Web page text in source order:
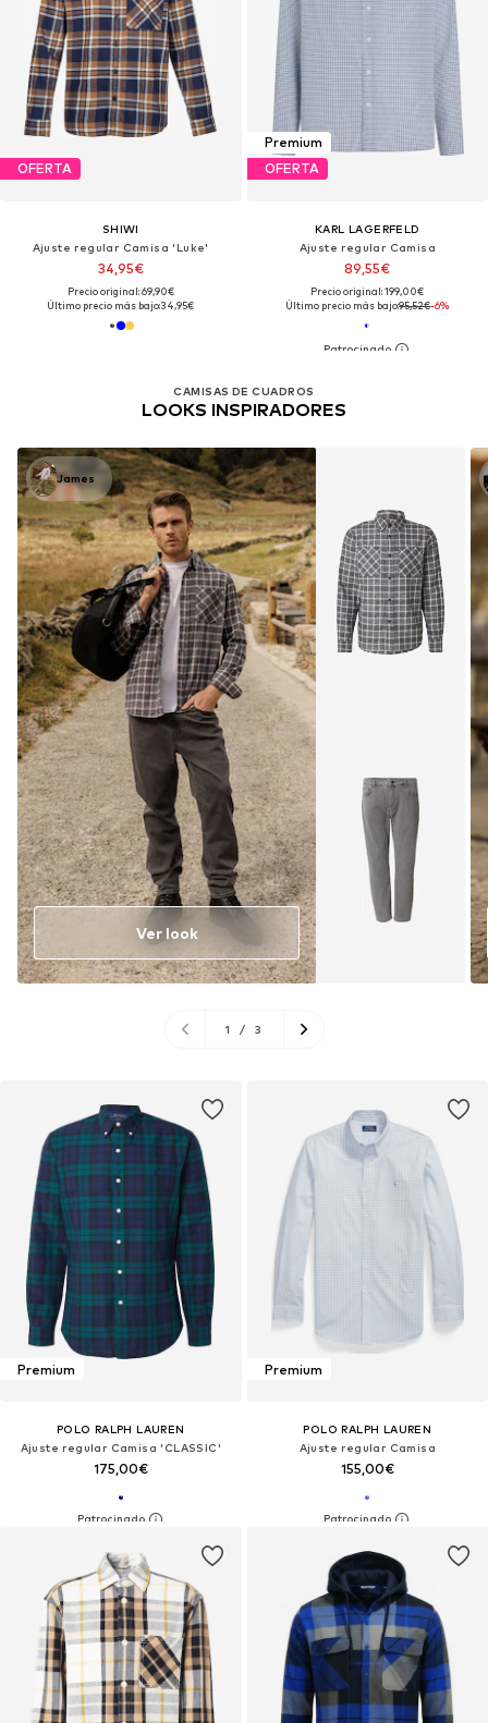
OFERTA
SHIWI
Ajuste regular Camisa 'Luke'
34,95€
Precio original: 69,90€
Último precio más bajo:34,95€
CAMISAS DE CUADROS
LOOKS INSPIRADORES
James
Ver look
1 / 3
Premium
OFERTA
KARL LAGERFELD
Ajuste regular Camisa
89,55€
Precio original: 199,00€
Último precio más bajo:95,52€-6%
Premium
POLO RALPH LAUREN
Ajuste regular Camisa 'CLASSIC'
175,00€
Premium
POLO RALPH LAUREN
Ajuste regular Camisa
155,00€